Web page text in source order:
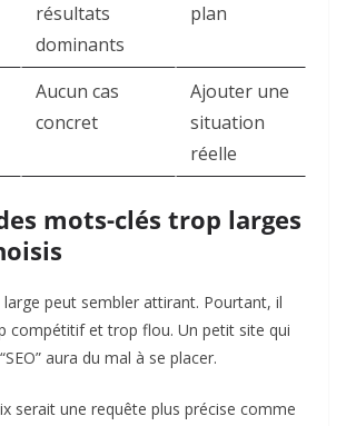
résultats
dominants
plan
Aucun cas
concret
Ajouter une
situation
réelle
mots-clés trop larges
peut sembler attirant. Pourtant, il
compétitif et trop flou. Un petit site qui
aura du mal à se placer.
serait une requête plus précise comme